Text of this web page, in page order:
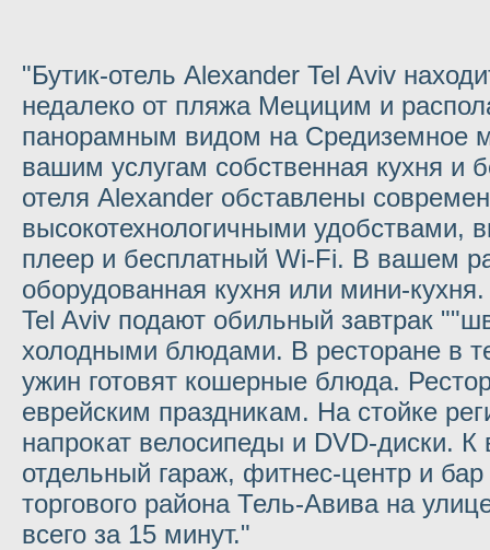
"Бутик-отель Alexander Tel Aviv
недалеко от пляжа Мецицим и
панорамным видом на Средиземное
вашим услугам собственная кухня и
отеля Alexander обставлены
высокотехнологичными удобствами,
плеер и бесплатный Wi-Fi. В вашем
оборудованная кухня или мини-
Tel Aviv подают обильный завтрак
холодными блюдами. В ресторане в
ужин готовят кошерные блюда.
еврейским праздникам. На стойке
напрокат велосипеды и DVD-диски.
отдельный гараж, фитнес-центр и
торгового района Тель-Авива на
всего за 15 минут."